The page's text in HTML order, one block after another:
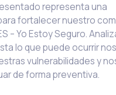
representa una
fortalecer nuestro
– Yo Estoy Seguro.
lo que puede ocurrir
vulnerabilidades y
de forma preventiva.